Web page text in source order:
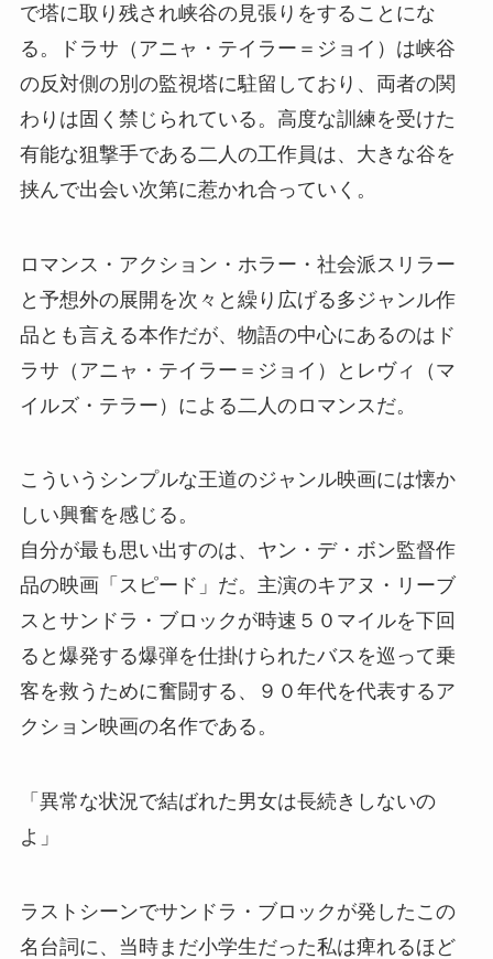
で塔に取り残され峡谷の見張りをすることにな
る。ドラサ（アニャ・テイラー＝ジョイ）は峡谷
の反対側の別の監視塔に駐留しており、両者の関
わりは固く禁じられている。高度な訓練を受けた
有能な狙撃手である二人の工作員は、大きな谷を
挟んで出会い次第に惹かれ合っていく。
ロマンス・アクション・ホラー・社会派スリラー
と予想外の展開を次々と繰り広げる多ジャンル作
品とも言える本作だが、物語の中心にあるのはド
ラサ（アニャ・テイラー＝ジョイ）とレヴィ（マ
イルズ・テラー）による二人のロマンスだ。
こういうシンプルな王道のジャンル映画には懐か
しい興奮を感じる。
自分が最も思い出すのは、ヤン・デ・ボン監督作
品の映画「スピード」だ。主演のキアヌ・リーブ
スとサンドラ・ブロックが時速５０マイルを下回
ると爆発する爆弾を仕掛けられたバスを巡って乗
客を救うために奮闘する、９０年代を代表するア
クション映画の名作である。
「異常な状況で結ばれた男女は長続きしないの
よ」
ラストシーンでサンドラ・ブロックが発したこの
名台詞に、当時まだ小学生だった私は痺れるほど